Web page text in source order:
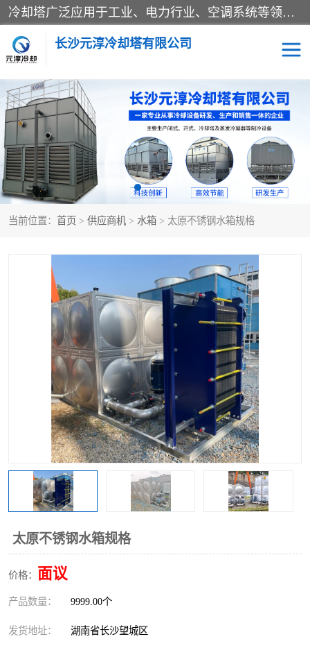
冷却塔广泛应用于工业、电力行业、空调系统等领域。在电力行业中，用于冷却发电机组的循环水；在工业生产中，如化工、冶金等行业，可降低生产过程中产生的热量；在空调系统中，为空调设备提供冷却水源
长沙元淳冷却塔有限公司
当前位置： 首页 > 供应商机 > 水箱 > 太原不锈钢水箱规格
太原不锈钢水箱规格
价格： 面议
产品数量： 9999.00个
发货地址： 湖南省长沙望城区
方形开式冷却塔 圆形冷却塔
闭式冷却塔 水箱
电控箱 水泵
板式换热器